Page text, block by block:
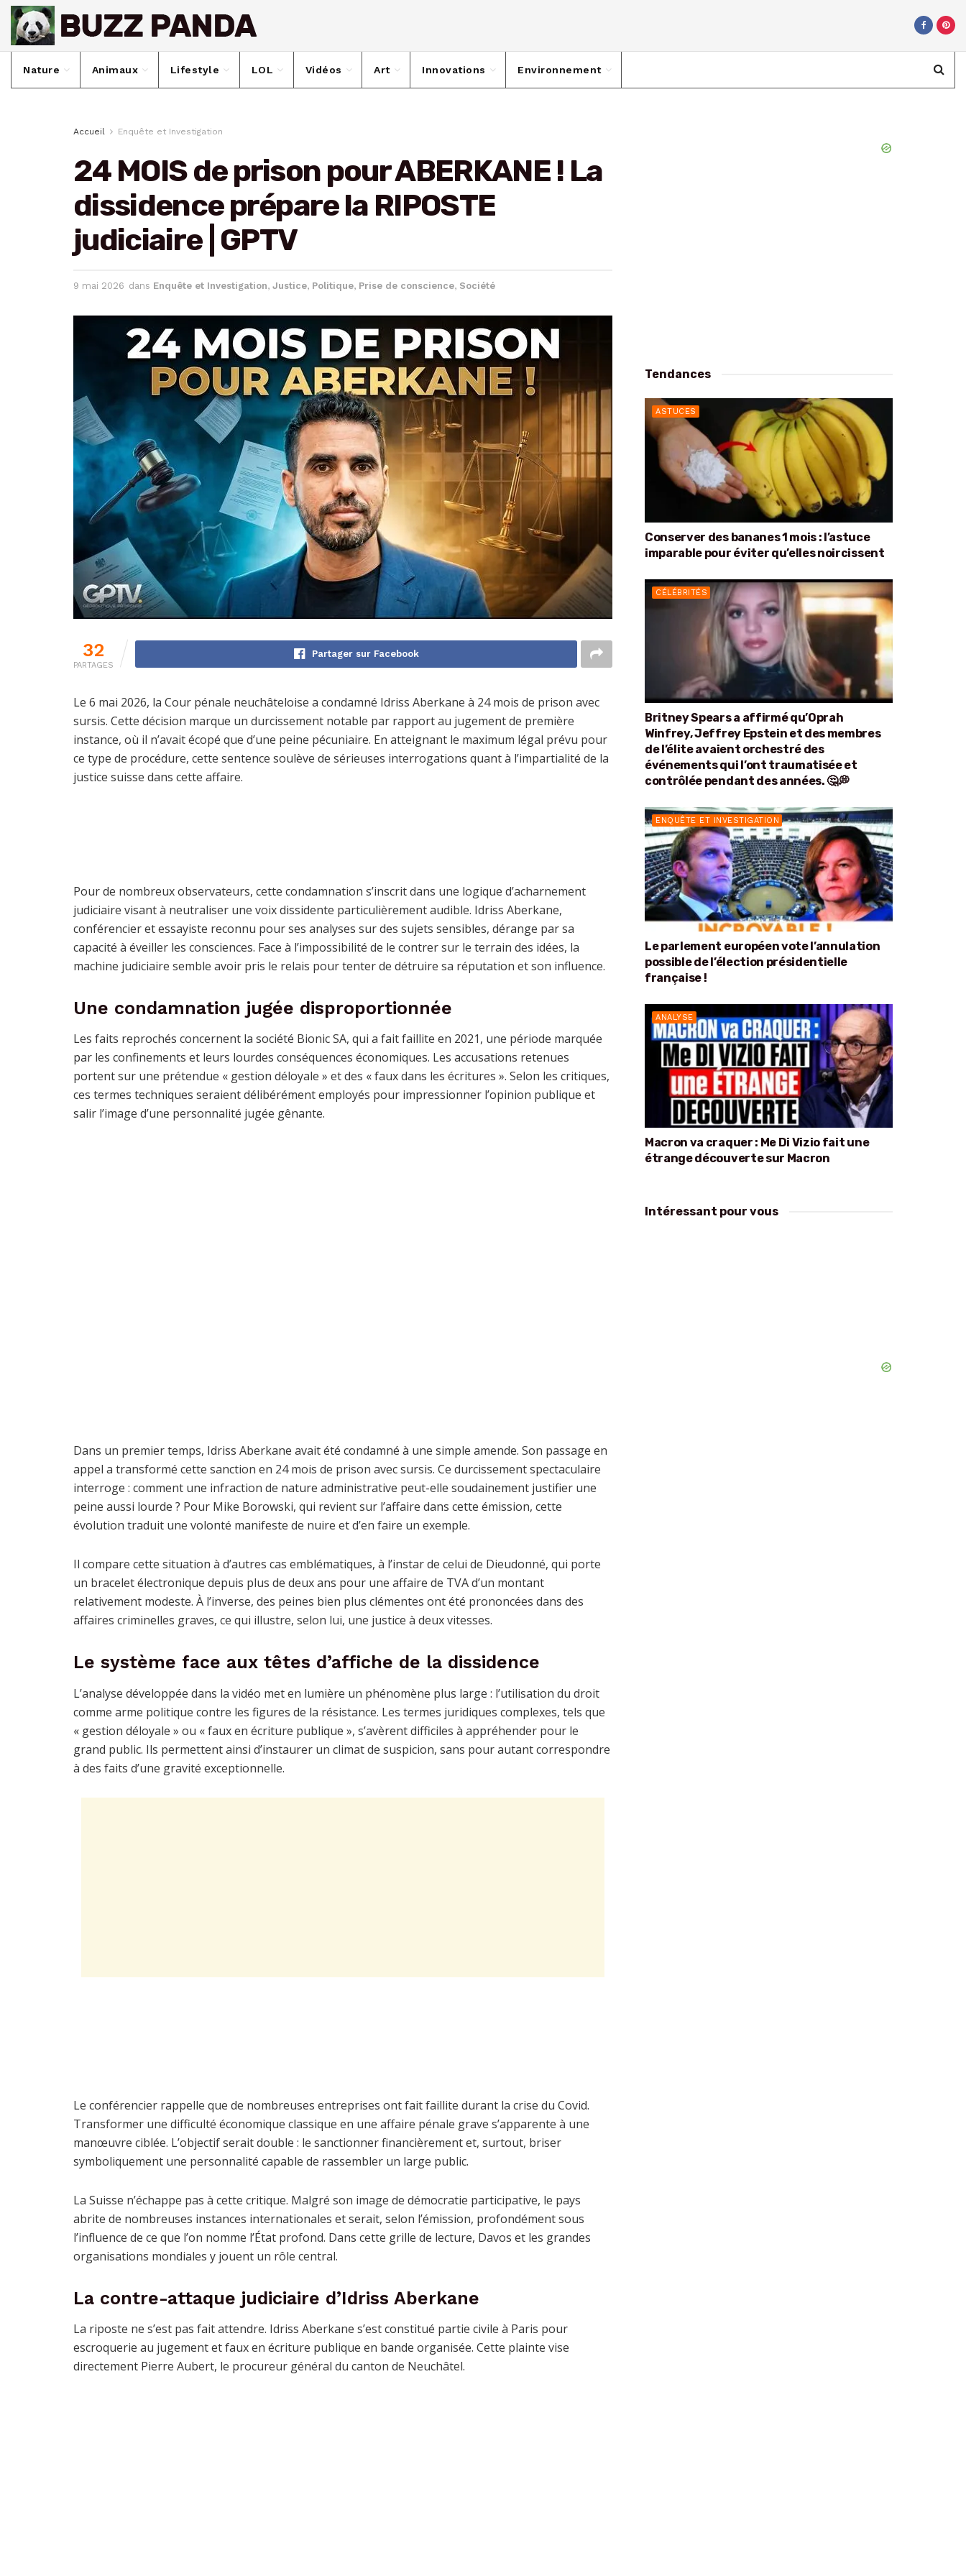
Nature Animaux Lifestyle LOL Vidéos Art Innovations Environnement
Accueil Enquête et Investigation
24 MOIS de prison pour ABERKANE ! La
dissidence prépare la RIPOSTE
judiciaire | GPTV
9 mai 2026 dans Enquête et Investigation, Justice, Politique, Prise de conscience, Société
32
PARTAGES
Partager sur Facebook
Le 6 mai 2026, la Cour pénale neuchâteloise a condamné Idriss Aberkane à 24 mois de prison avec
sursis. Cette décision marque un durcissement notable par rapport au jugement de première
instance, où il n’avait écopé que d’une peine pécuniaire. En atteignant le maximum légal prévu pour
ce type de procédure, cette sentence soulève de sérieuses interrogations quant à l’impartialité de la
justice suisse dans cette affaire.
Pour de nombreux observateurs, cette condamnation s’inscrit dans une logique d’acharnement
judiciaire visant à neutraliser une voix dissidente particulièrement audible. Idriss Aberkane,
conférencier et essayiste reconnu pour ses analyses sur des sujets sensibles, dérange par sa
capacité à éveiller les consciences. Face à l’impossibilité de le contrer sur le terrain des idées, la
machine judiciaire semble avoir pris le relais pour tenter de détruire sa réputation et son influence.
Une condamnation jugée disproportionnée
Les faits reprochés concernent la société Bionic SA, qui a fait faillite en 2021, une période marquée
par les confinements et leurs lourdes conséquences économiques. Les accusations retenues
portent sur une prétendue « gestion déloyale » et des « faux dans les écritures ». Selon les critiques,
ces termes techniques seraient délibérément employés pour impressionner l’opinion publique et
salir l’image d’une personnalité jugée gênante.
Dans un premier temps, Idriss Aberkane avait été condamné à une simple amende. Son passage en
appel a transformé cette sanction en 24 mois de prison avec sursis. Ce durcissement spectaculaire
interroge : comment une infraction de nature administrative peut-elle soudainement justifier une
peine aussi lourde ? Pour Mike Borowski, qui revient sur l’affaire dans cette émission, cette
évolution traduit une volonté manifeste de nuire et d’en faire un exemple.
Il compare cette situation à d’autres cas emblématiques, à l’instar de celui de Dieudonné, qui porte
un bracelet électronique depuis plus de deux ans pour une affaire de TVA d’un montant
relativement modeste. À l’inverse, des peines bien plus clémentes ont été prononcées dans des
affaires criminelles graves, ce qui illustre, selon lui, une justice à deux vitesses.
Le système face aux têtes d’affiche de la dissidence
L’analyse développée dans la vidéo met en lumière un phénomène plus large : l’utilisation du droit
comme arme politique contre les figures de la résistance. Les termes juridiques complexes, tels que
« gestion déloyale » ou « faux en écriture publique », s’avèrent difficiles à appréhender pour le
grand public. Ils permettent ainsi d’instaurer un climat de suspicion, sans pour autant correspondre
à des faits d’une gravité exceptionnelle.
Le conférencier rappelle que de nombreuses entreprises ont fait faillite durant la crise du Covid.
Transformer une difficulté économique classique en une affaire pénale grave s’apparente à une
manœuvre ciblée. L’objectif serait double : le sanctionner financièrement et, surtout, briser
symboliquement une personnalité capable de rassembler un large public.
La Suisse n’échappe pas à cette critique. Malgré son image de démocratie participative, le pays
abrite de nombreuses instances internationales et serait, selon l’émission, profondément sous
l’influence de ce que l’on nomme l’État profond. Dans cette grille de lecture, Davos et les grandes
organisations mondiales y jouent un rôle central.
La contre-attaque judiciaire d’Idriss Aberkane
La riposte ne s’est pas fait attendre. Idriss Aberkane s’est constitué partie civile à Paris pour
escroquerie au jugement et faux en écriture publique en bande organisée. Cette plainte vise
directement Pierre Aubert, le procureur général du canton de Neuchâtel.
Tendances
ASTUCES
Conserver des bananes 1 mois : l’astuce
imparable pour éviter qu’elles noircissent
CÉLÉBRITÉS
Britney Spears a affirmé qu’Oprah
Winfrey, Jeffrey Epstein et des membres
de l’élite avaient orchestré des
événements qui l’ont traumatisée et
contrôlée pendant des années. 🤔💭
ENQUÊTE ET INVESTIGATION
Le parlement européen vote l’annulation
possible de l’élection présidentielle
française !
ANALYSE
Macron va craquer : Me Di Vizio fait une
étrange découverte sur Macron
Intéressant pour vous